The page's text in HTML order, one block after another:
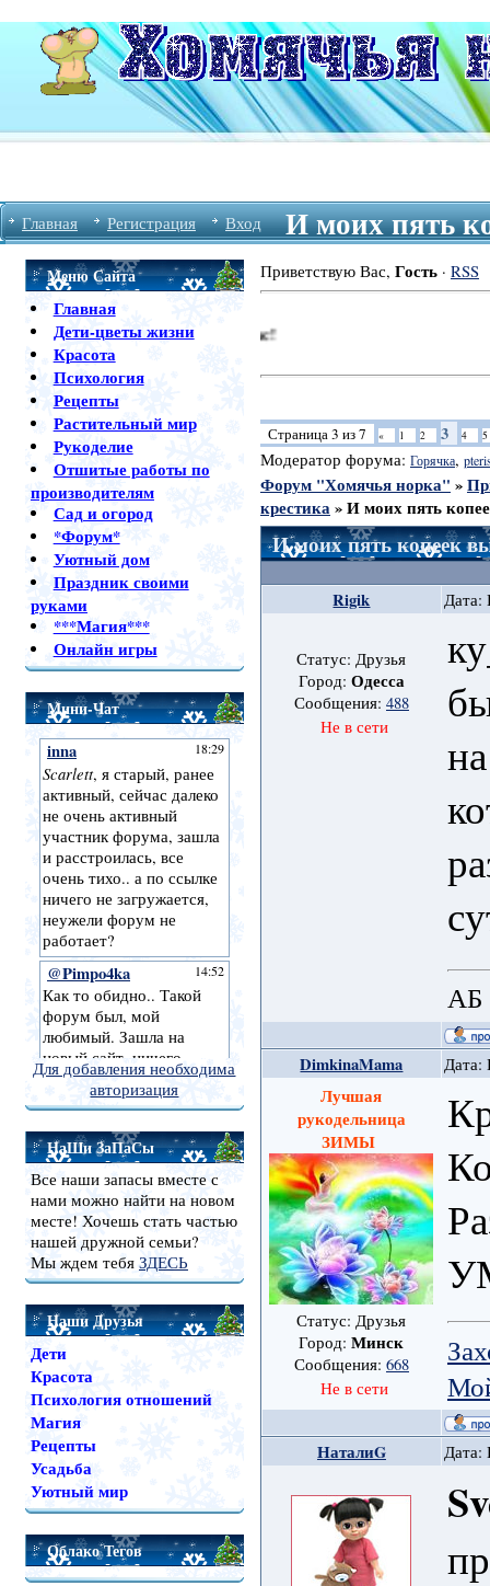
Главная Регистрация Вход И моих пять
Меню Сайта
Главная
Дети-цветы жизни
Красота
Психология
Рецепты
Растительный мир
Рукоделие
Отшитые работы по
производителям
Сад и огород
*Форум*
Уютный дом
Праздник своими
руками
***Магия***
Онлайн игры
Мини-Чат
Для добавления необходима
авторизация
НаШи ЗаПаСы
Все наши запасы вместе с
нами можно найти на новом
месте! Хочешь стать частью
нашей дружной семьи?
Мы ждем тебя ЗДЕСЬ
Наши Друзья
Дети
Красота
Психология отношений
Магия
Рецепты
Усадьба
Уютный мир
Облако Тегов
Приветствую Вас, Гость· RSS
Страница3 из7 « 1 2 3 4 5
Модератор форума: Горячка,
Форум "Хомячья норка" »
крестика»И моих пять
И моих пять копеек
Rigik Дата:
Статус: Друзья
Город: Одесса
Сообщения: 488
Не в сети
АБ
DimkinaMama Дата:
Лучшая
рукодельница
ЗИМЫ
Статус: Друзья
Город:Минск
Сообщения: 668
Не в сети
НаталиG Дата: